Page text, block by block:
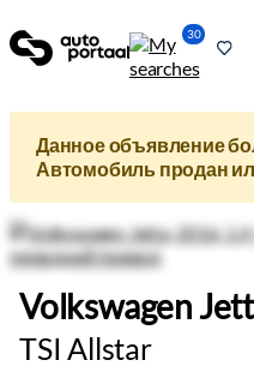
30
Данное объявление
Автомобиль продан
Volkswagen
TSI Allstar